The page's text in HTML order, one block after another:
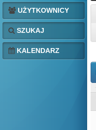
UŻYTKOWNICY
SZUKAJ
KALENDARZ